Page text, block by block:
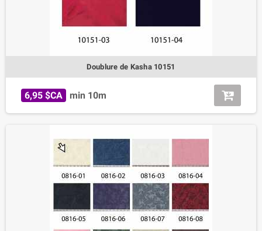
Doublure de Kasha 10151
6,95 $CA min 10m